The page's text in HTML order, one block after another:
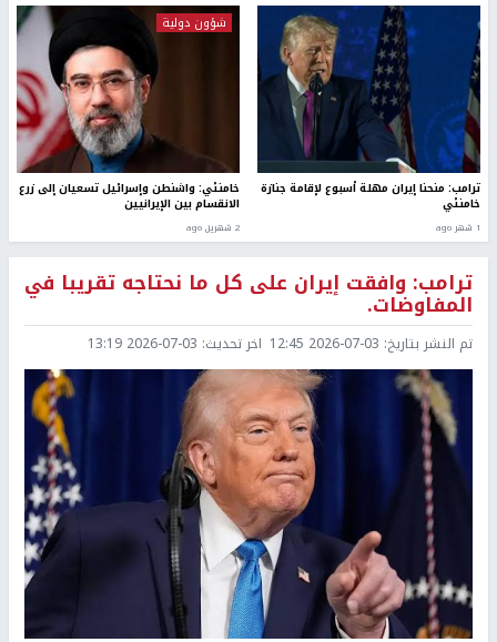
ترامب: منحنا إيران مهلة أسبوع لإقامة جنازة
خامنئي
1 شهر ago
شؤون دولية
خامنئي: واشنطن وإسرائيل تسعيان إلى زرع
الانقسام بين الإيرانيين
2 شهرين ago
ترامب: وافقت إيران على كل ما نحتاجه تقريبا في
المفاوضات.
تم النشر بتاريخ: 2026-07-03 12:45 اخر تحديث: 2026-07-03 13:19